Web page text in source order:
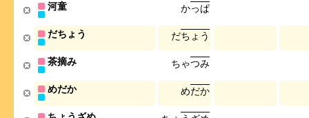
河童 かっぱ
だちょう だち ょ う
茶摘み ちゃつみ
めだか めだか